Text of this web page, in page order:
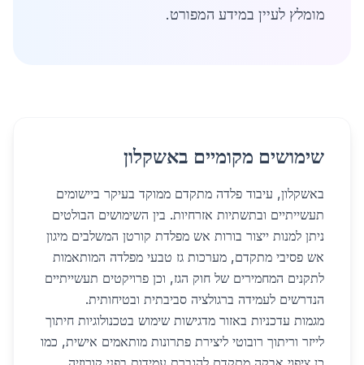
מומלץ לעיין במידע המפורט.
שימושים מקומיים באשקלון
באשקלון, עיבוד פלדה מתקדם ממוקד בעיקר ביישומים
תעשייתיים ובתשתיות אזרחיות. בין השימושים הבולטים
ניתן למנות ייצור בורות אש מפלדת קורטן המשלבים מיגון
אש פסיבי מתקדם, מערכות גז טבעי מפלדה המותאמות
לתקנים המחמירים של חוק הגז, וכן פרויקטים תעשייתיים
הנדרשים לעמידה ברגולציה סביבתית ובטיחותית.
מגמות עדכניות באזור מדגישות שימוש בטכנולוגיות חיתוך
לייזר וריתוך רובוטי ליצירת פתרונות מותאמים אישית, כמו